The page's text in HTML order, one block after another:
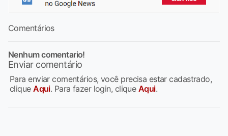
Comentários
Nenhum comentario!
Enviar comentário
Para enviar comentários, você precisa estar cadastrado,
cliqueAqui. Para fazer login, clique Aqui.